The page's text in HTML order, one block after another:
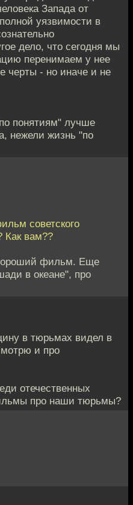
Запада от
уязвимости в
дело, что сегодня мы
пеpенимаем у нее
чеpты - но иначе и не
понятиям" лучше
нежели жизнь "по
советского
Как вам??
фильм. Еще
в океане", про
в тюрьмах видел в
и про
отечественных
про наши тюрьмы?